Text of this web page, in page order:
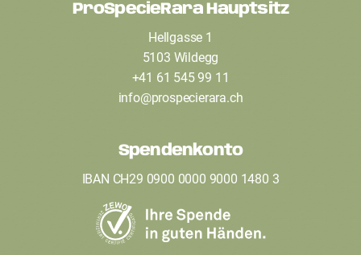
ProSpecieRara Hauptsitz
Hellgasse 1
5103 Wildegg
+41 61 545 99 11
info@prospecierara.ch
Spendenkonto
IBAN CH29 0900 0000 9000 1480 3